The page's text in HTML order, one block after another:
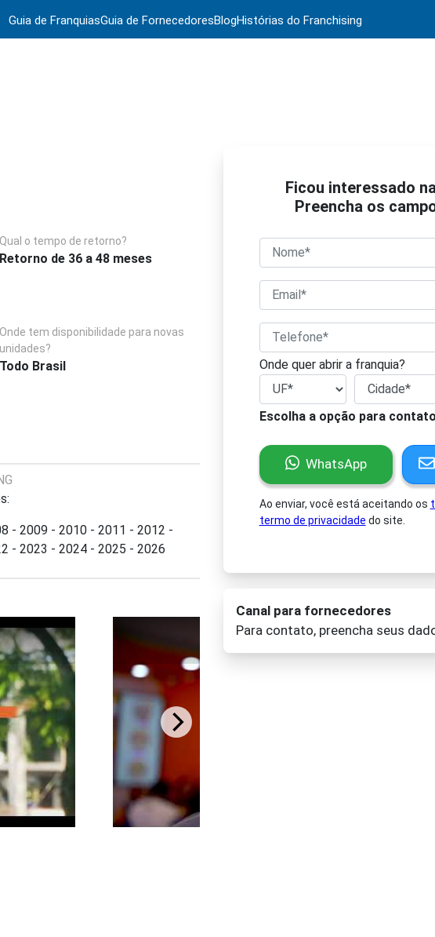
Guia de FranquiasGuia de FornecedoresBlogHistórias do Franchising
Qual o tempo de retorno?
Retorno de 36 a 48 meses
Onde tem disponibilidade para novas
unidades?
Todo Brasil
- 2009 - 2010 - 2011 - 2012 -
- 2023 - 2024 - 2025 - 2026
Ficou interessado
Preencha os
Onde quer abrir a franquia?
Escolha a opção para
WhatsApp
Ao enviar, você está aceitando os
termo de privacidade do site.
Canal para fornecedores
Para contato, preencha seus